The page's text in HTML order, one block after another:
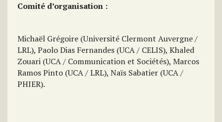
Comité d’organisation :
Michaël Grégoire (Université Clermont Auvergne /
LRL), Paolo Dias Fernandes (UCA / CELIS), Khaled
Zouari (UCA / Communication et Sociétés), Marcos
Ramos Pinto (UCA / LRL), Naïs Sabatier (UCA /
PHIER).